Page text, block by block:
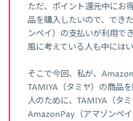
ただ、ポイント還元中にお
品を購入したいので、でき
ンペイ）の支払いが利用で
風に考えている人も中には
そこで今回、私が、
TAMIYA（タミヤ）の商品
人のために、TAMIYA（タ
AmazonPay（アマゾンペ